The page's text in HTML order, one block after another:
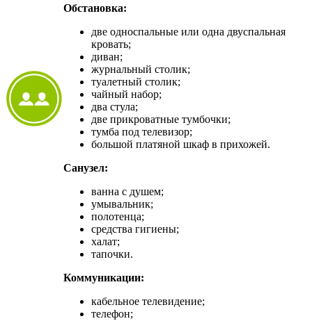
Обстановка:
две односпальные или одна двуспальная
кровать;
диван;
журнальный столик;
туалетный столик;
чайный набор;
два стула;
две прикроватные тумбочки;
тумба под телевизор;
большой платяной шкаф в прихожей.
Санузел:
ванна с душем;
умывальник;
полотенца;
средства гигиены;
халат;
тапочки.
Коммуникации:
кабельное телевидение;
телефон;